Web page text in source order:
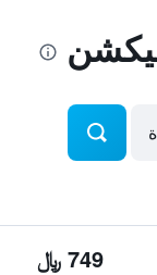
749 ﷼